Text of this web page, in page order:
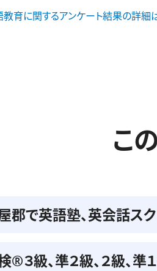
育に関するアンケート結果の詳細
こ
郡で英語塾、英会話ス
®️３級、準２級、２級、準